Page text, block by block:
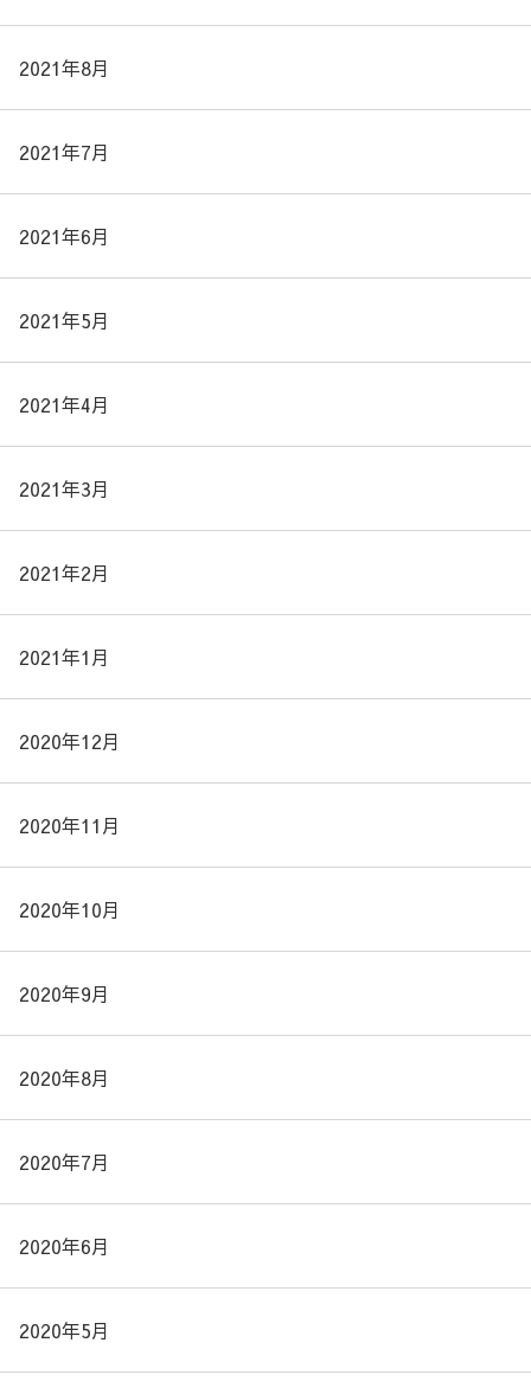
2021年8月
2021年7月
2021年6月
2021年5月
2021年4月
2021年3月
2021年2月
2021年1月
2020年12月
2020年11月
2020年10月
2020年9月
2020年8月
2020年7月
2020年6月
2020年5月